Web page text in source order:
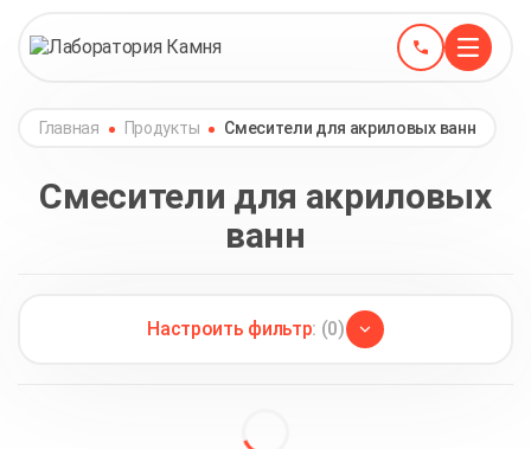
Главная Продукты Смесители для акриловых ванн
Смесители для акриловых
ванн
Настроить фильтр: (0)
Каплесборники из акрилового камня